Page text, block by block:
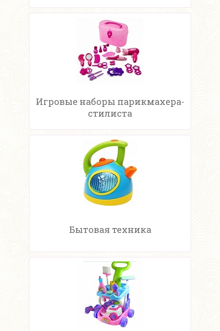
Игровые наборы парикмахера-
стилиста
Бытовая техника